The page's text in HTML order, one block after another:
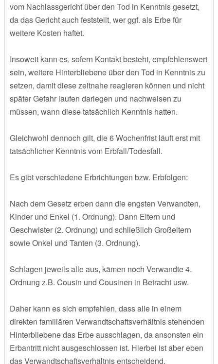
vom Nachlassgericht über den Tod in Kenntnis gesetzt,
da das Gericht auch feststellt, wer ggf. als Erbe für
weitere Kosten haftet.
Insoweit kann es, sofern Kontakt besteht, empfehlenswert
sein, weitere Hinterbliebene über den Tod in Kenntnis zu
setzen, damit diese zeitnahe reagieren können und nicht
später Gefahr laufen darlegen und nachweisen zu
müssen, wann diese tatsächlich Kenntnis hatten.
Gleichwohl dennoch gilt, die 6 Wochenfrist läuft erst mit
tatsächlicher Kenntnis vom Erbfall/Todesfall.
Es gibt verschiedene Erbrichtungen bzw. Erbfolgen:
Nach dem Gesetz erben dann die engsten Verwandten,
Kinder und Enkel (1. Ordnung). Dann Eltern und
Geschwister (2. Ordnung) und schließlich Großeltern
sowie Onkel und Tanten (3. Ordnung).
Schlagen jeweils alle aus, kämen noch Verwandte 4.
Ordnung z.B. Cousin und Cousinen in Betracht usw.
Daher kann es sich empfehlen, dass alle in einem
direkten familiären Verwandtschaftsverhältnis stehenden
Hinterbliebene das Erbe ausschlagen, da ansonsten ein
Erbantritt nicht ausgeschlossen ist. Hierbei ist aber eben
das Verwandtschaftsverhältnis entscheidend.